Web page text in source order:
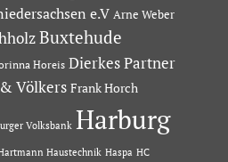
e.V Arne Weber
Buxtehude
Horeis Dierkes Partner
Völkers Frank Horch
Volksbank Harburg
Haustechnik Haspa HC